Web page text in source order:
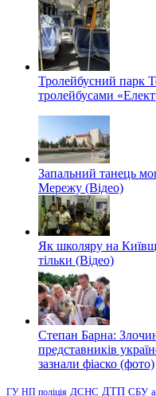
Тролейбусний парк
тролейбусами
Запальний танець
Мережу (Відео)
Як школяру на
тільки (Відео)
Степан Барна:
представників
зазнали фіаско (фото)
ГУ НП поліція ДСНС ДТП СБУ